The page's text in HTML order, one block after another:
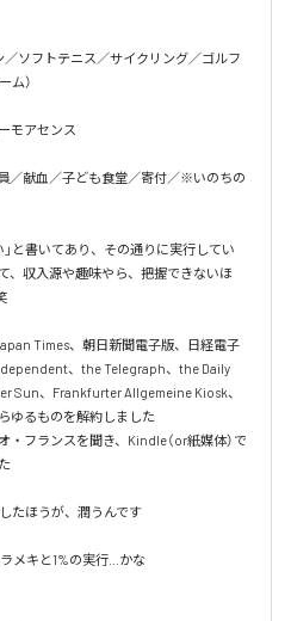
ソフトテニス／サイクリング／ゴルフ
ム）
モアセンス
／献血／子ども食堂／寄付／※いのちの
と書いてあり、その通りに実行してい
、収入源や趣味やら、把握できないほ
Times、朝日新聞電子版、日経電子
、the Telegraph、the Daily
Sun、Frankfurter Allgemeine Kiosk、
ゆるものを解約しました
フランスを聞き、Kindle（or紙媒体）で
たほうが、潤うんです
メキと1%の実行…かな